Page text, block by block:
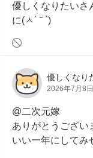
優しくなりたいさ
に(ㅅ´ ˘ `)
優しくなり
2026年7月8
@二次元嫁
ありがとうござい
いい一年にしてみ